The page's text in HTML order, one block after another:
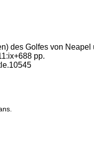
des Golfes von
pp.